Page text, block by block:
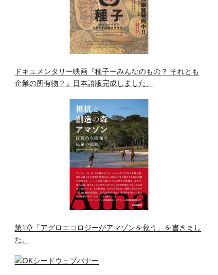
ドキュメンタリー映画『種子ーみんなのもの？ それとも
企業の所有物？』日本語版完成しました。
第1章「アグロエコロジーがアマゾンを救う」を書きまし
た。